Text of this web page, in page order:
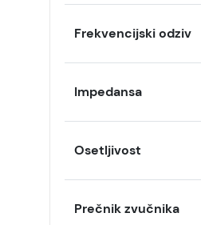
Frekvencijski odziv
Impedansa
Osetljivost
Prečnik zvučnika